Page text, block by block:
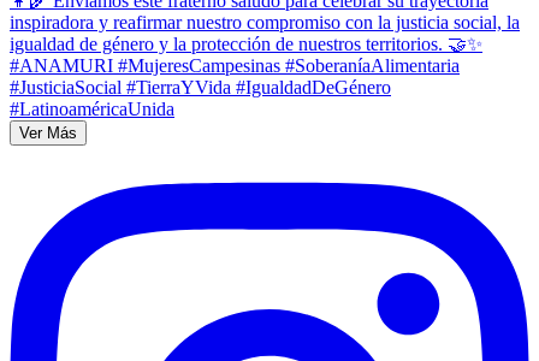
Ver Más